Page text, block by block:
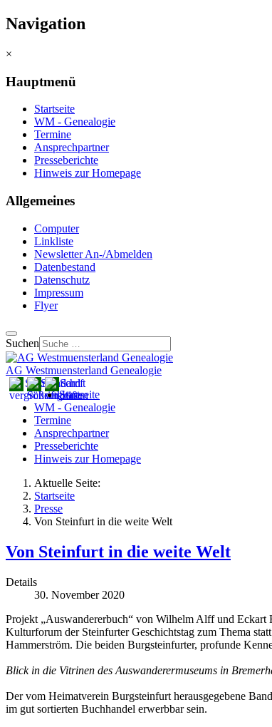
Navigation
×
Hauptmenü
Startseite
WM - Genealogie
Termine
Ansprechpartner
Presseberichte
Hinweis zur Homepage
Allgemeines
Computer
Linkliste
Newsletter An-/Abmelden
Datenbestand
Datenschutz
Impressum
Flyer
Suchen
AG Westmuensterland Genealogie
Startseite
WM - Genealogie
Termine
Ansprechpartner
Presseberichte
Hinweis zur Homepage
Aktuelle Seite:
Startseite
Presse
Von Steinfurt in die weite Welt
Von Steinfurt in die weite Welt
Details
30. November 2020
Projekt „Auswandererbuch“ von Wilhelm Alff und Eckart
Kulturforum der Steinfurter Geschichtstag zum Thema
Hammerström. Die beiden Burgsteinfurter, profunde
Blick in die Vitrinen des Auswanderermuseums in
Der vom Heimatverein Burgsteinfurt herausgegebene
im gut sortierten Buchhandel erwerbbar sein.